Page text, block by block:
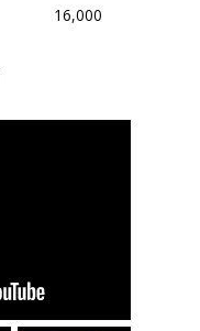
16,000